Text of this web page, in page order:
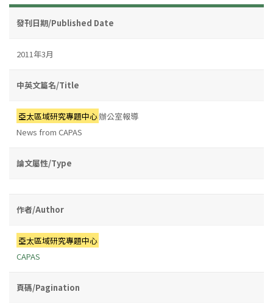
發刊日期/Published Date
2011年3月
中英文篇名/Title
亞太區域研究專題中心辦公室報導
News from CAPAS
論文屬性/Type
作者/Author
亞太區域研究專題中心
CAPAS
頁碼/Pagination